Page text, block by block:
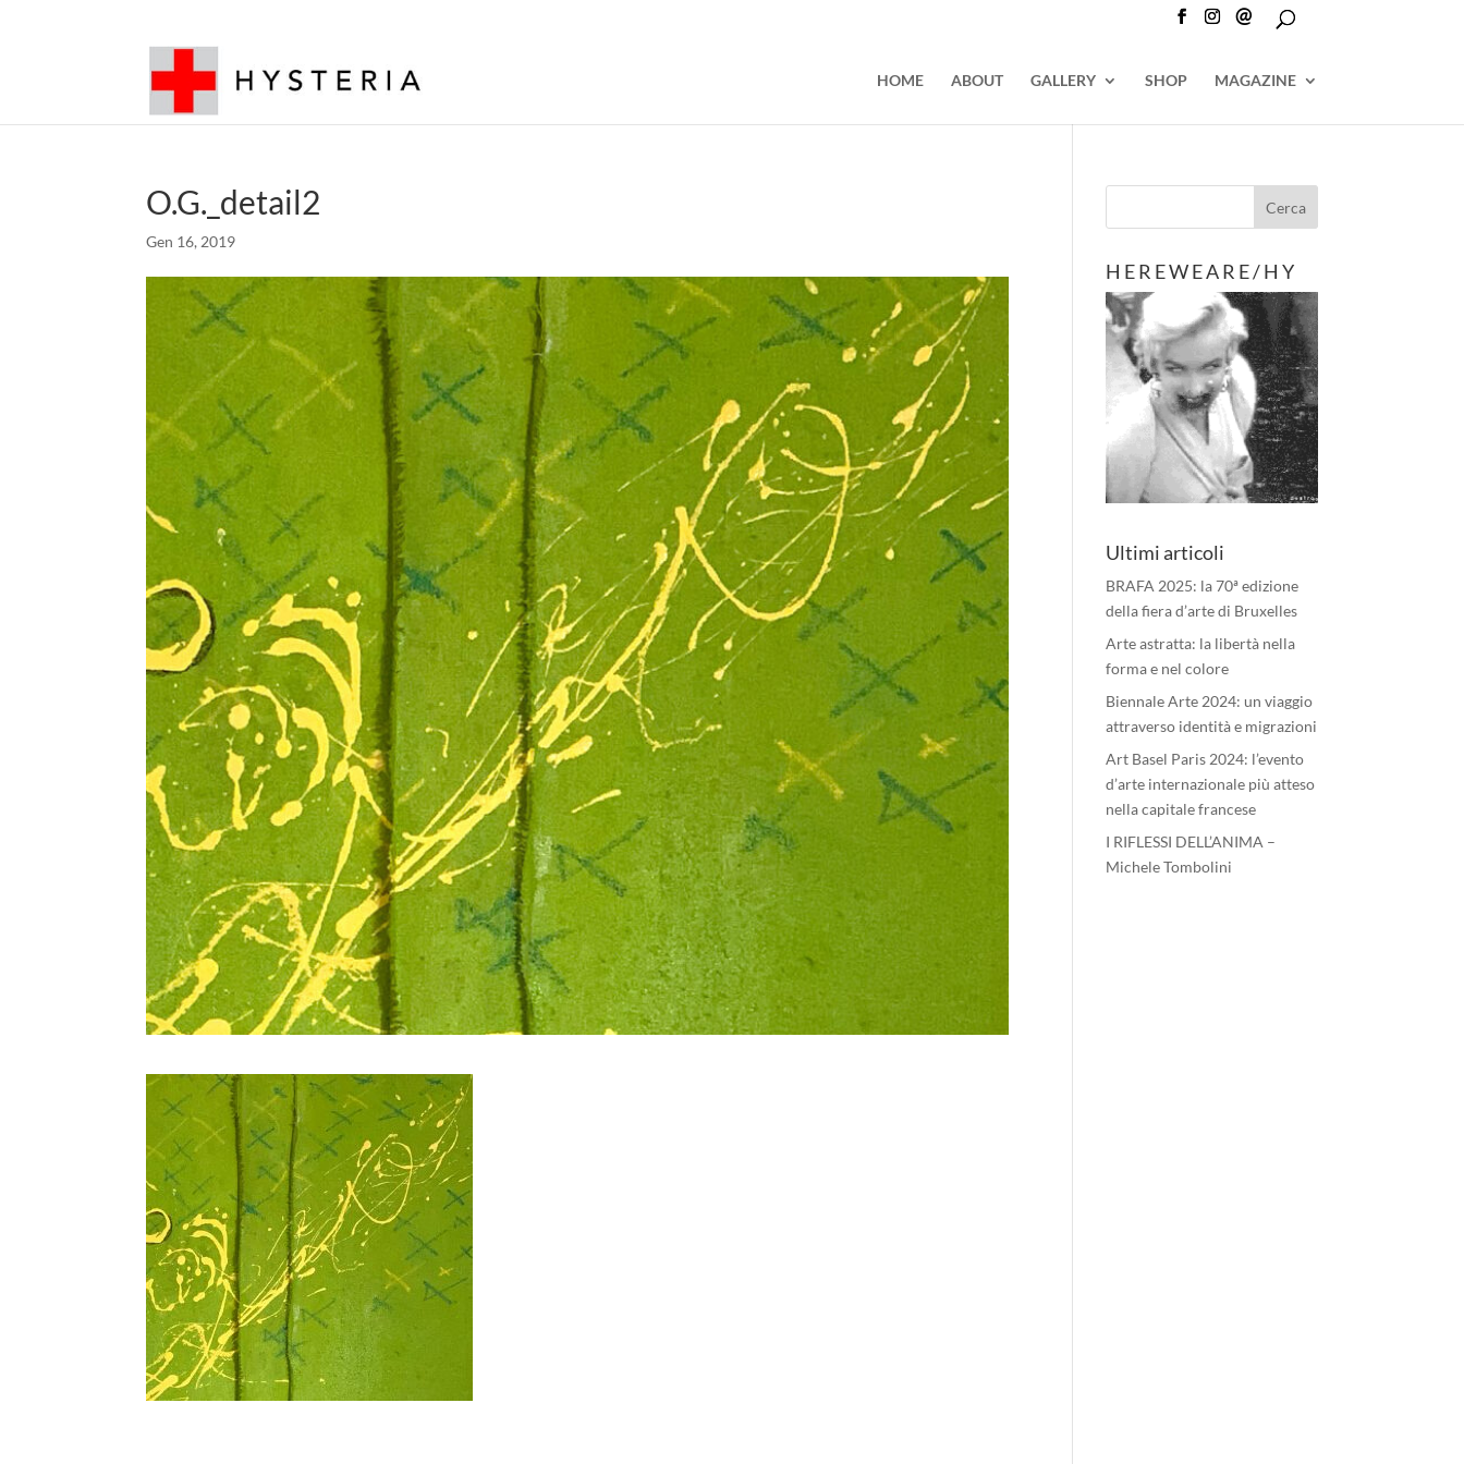
@
HOME ABOUT GALLERY SHOP MAGAZINE
O.G._detail2
Gen 16, 2019
H E R E W E A R E / H Y
Ultimi articoli
BRAFA 2025: la 70ª edizione
della fiera d’arte di Bruxelles
Arte astratta: la libertà nella
forma e nel colore
Biennale Arte 2024: un viaggio
attraverso identità e migrazioni
Art Basel Paris 2024: l’evento
d’arte internazionale più atteso
nella capitale francese
I RIFLESSI DELL’ANIMA –
Michele Tombolini